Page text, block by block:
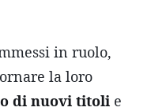
in ruolo,
la loro
di nuovi titoli e